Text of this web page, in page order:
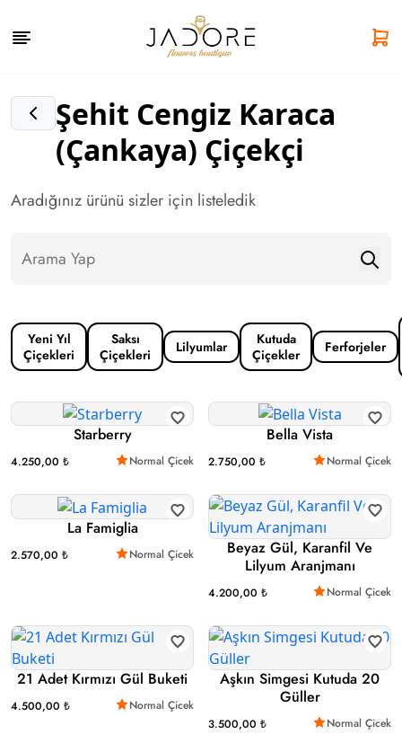
Şehit Cengiz Karaca
(Çankaya) Çiçekçi
Aradığınız ürünü sizler için listeledik
Yeni Yıl
Çiçekleri
Saksı
Çiçekleri
Lilyumlar
Kutuda
Çiçekler
Ferforjeler
Starberry
4.250,00 ₺ Normal Çicek
Bella Vista
2.750,00 ₺ Normal Çicek
La Famiglia
2.570,00 ₺ Normal Çicek
Beyaz Gül, Karanfil Ve
Lilyum Aranjmanı
4.200,00 ₺ Normal Çicek
21 Adet Kırmızı Gül Buketi
4.500,00 ₺ Normal Çicek
Aşkın Simgesi Kutuda 20
Güller
3.500,00 ₺ Normal Çicek